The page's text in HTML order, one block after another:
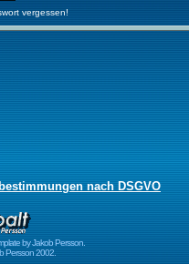
vergessen!
nach DSGVO
by Jakob Persson.
Persson 2002.